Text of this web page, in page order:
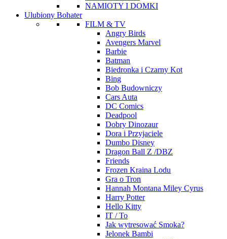
NAMIOTY I DOMKI
Ulubiony Bohater
FILM & TV
Angry Birds
Avengers Marvel
Barbie
Batman
Biedronka i Czarny Kot
Bing
Bob Budowniczy
Cars Auta
DC Comics
Deadpool
Dobry Dinozaur
Dora i Przyjaciele
Dumbo Disney
Dragon Ball Z /DBZ
Friends
Frozen Kraina Lodu
Gra o Tron
Hannah Montana Miley Cyrus
Harry Potter
Hello Kitty
IT / To
Jak wytresować Smoka?
Jelonek Bambi